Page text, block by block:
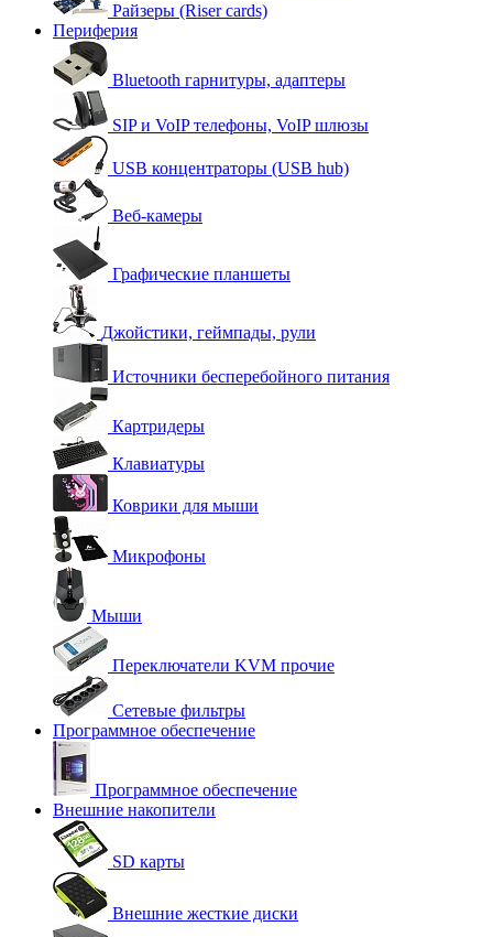
Райзеры (Riser cards)
Периферия
Bluetooth гарнитуры, адаптеры
SIP и VoIP телефоны, VoIP шлюзы
USB концентраторы (USB hub)
Веб-камеры
Графические планшеты
Джойстики, геймпады, рули
Источники бесперебойного питания
Картридеры
Клавиатуры
Коврики для мыши
Микрофоны
Мыши
Переключатели KVM прочие
Сетевые фильтры
Программное обеспечение
Программное обеспечение
Внешние накопители
SD карты
Внешние жесткие диски